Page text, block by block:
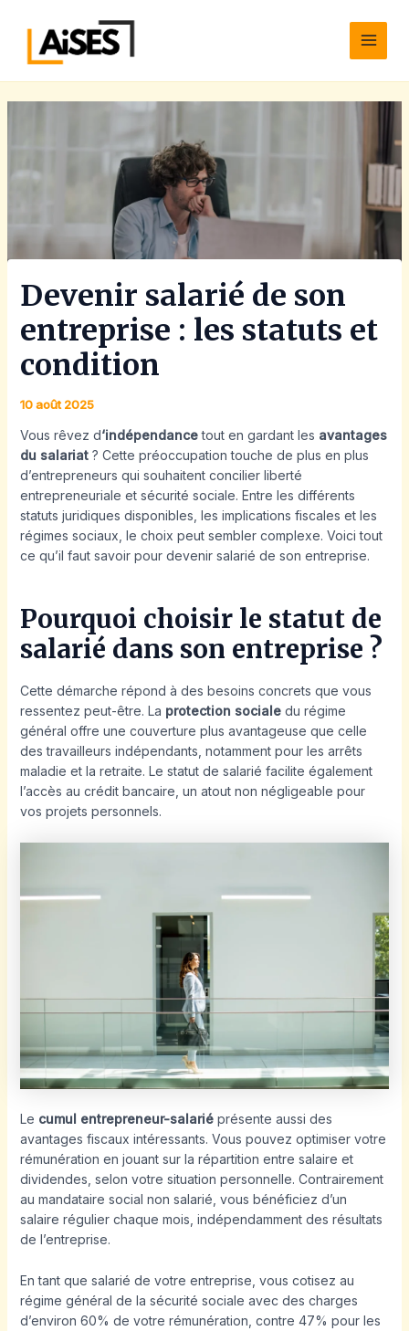
contenu
Main
Devenir salarié de son
entreprise : les statuts et
condition
10 août 2025
Vous rêvez d‘indépendancetout en gardant les avantages
du salariat? Cette préoccupation touche de plus en plus
d’entrepreneurs qui souhaitent concilier liberté
entrepreneuriale et sécurité sociale. Entre les différents
statuts juridiques disponibles, les implications fiscales et les
régimes sociaux, le choix peut sembler complexe. Voici tout
ce qu’il faut savoir pour devenir salarié de son entreprise.
Pourquoi choisir le statut de
salarié dans son entreprise ?
Cette démarche répond à des besoins concrets que vous
ressentez peut-être. La protection socialedu régime
général offre une couverture plus avantageuse que celle
des travailleurs indépendants, notamment pour les arrêts
maladie et la retraite. Le statut de salarié facilite également
l’accès au crédit bancaire, un atout non négligeable pour
vos projets personnels.
Le cumul entrepreneur-salariéprésente aussi des
avantages fiscaux intéressants. Vous pouvez optimiser votre
rémunération en jouant sur la répartition entre salaire et
dividendes, selon votre situation personnelle. Contrairement
au mandataire social non salarié, vous bénéficiez d’un
salaire régulier chaque mois, indépendamment des résultats
de l’entreprise.
En tant que salarié de votre entreprise, vous cotisez au
régime général de la sécurité sociale avec des charges
d’environ 60% de votre rémunération, contre 47% pour les